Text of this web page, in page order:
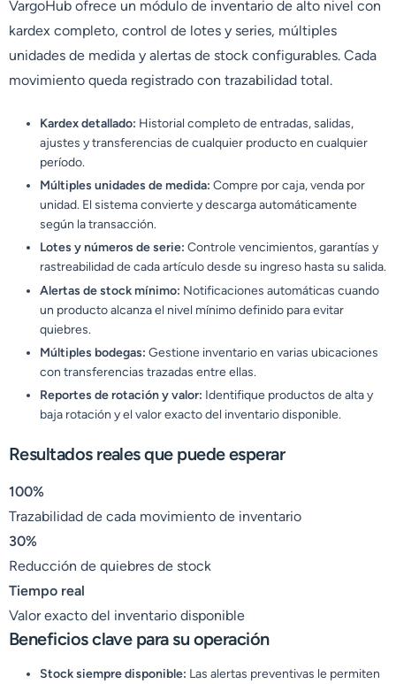
VargoHub ofrece un módulo de inventario de alto nivel con
kardex completo, control de lotes y series, múltiples
unidades de medida y alertas de stock configurables. Cada
movimiento queda registrado con trazabilidad total.
Kardex detallado: Historial completo de entradas, salidas,
ajustes y transferencias de cualquier producto en cualquier
período.
Múltiples unidades de medida: Compre por caja, venda por
unidad. El sistema convierte y descarga automáticamente
según la transacción.
Lotes y números de serie: Controle vencimientos, garantías y
rastreabilidad de cada artículo desde su ingreso hasta su salida.
Alertas de stock mínimo: Notificaciones automáticas cuando
un producto alcanza el nivel mínimo definido para evitar
quiebres.
Múltiples bodegas: Gestione inventario en varias ubicaciones
con transferencias trazadas entre ellas.
Reportes de rotación y valor: Identifique productos de alta y
baja rotación y el valor exacto del inventario disponible.
Resultados reales que puede esperar
100%
Trazabilidad de cada movimiento de inventario
30%
Reducción de quiebres de stock
Tiempo real
Valor exacto del inventario disponible
Beneficios clave para su operación
Stock siempre disponible: Las alertas preventivas le permiten